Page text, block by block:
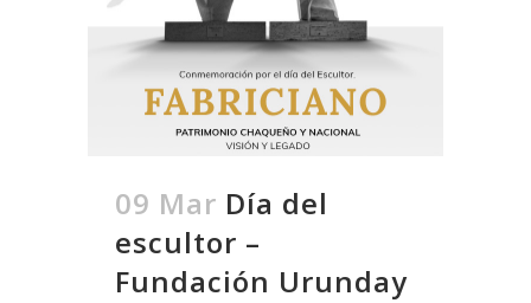
09 Mar Día del
escultor –
Fundación Urunday